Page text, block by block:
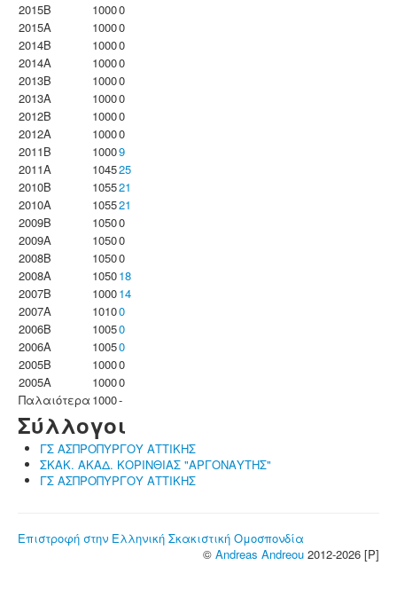
2015B
10000
2015A
10000
2014B
10000
2014A
10000
2013B
10000
2013A
10000
2012B
10000
2012A
10000
2011B
10009
2011A
104525
2010B
105521
2010A
105521
2009B
10500
2009A
10500
2008B
10500
2008A
105018
2007B
100014
2007A
10100
2006B
10050
2006A
10050
2005B
10000
2005A
10000
Παλαιότερα 1000-
Σύλλογοι
ΓΣ ΑΣΠΡΟΠΥΡΓΟΥ ΑΤΤΙΚΗΣ
ΣΚΑΚ. ΑΚΑΔ. ΚΟΡΙΝΘΙΑΣ "ΑΡΓΟΝΑΥΤΗΣ"
ΓΣ ΑΣΠΡΟΠΥΡΓΟΥ ΑΤΤΙΚΗΣ
Επιστροφή στην Ελληνική Σκακιστική Ομοσπονδία
© Andreas Andreou 2012-2026 [P]